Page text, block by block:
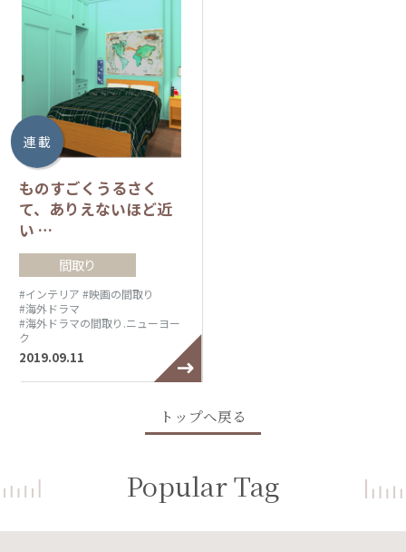
連 載
ものすごくうるさく
て、ありえないほど近
い …
間取り
#インテリア #映画の間取り
#海外ドラマ
#海外ドラマの間取り.ニューヨー
ク
2019.09.11
トップへ戻る
Popular Tag